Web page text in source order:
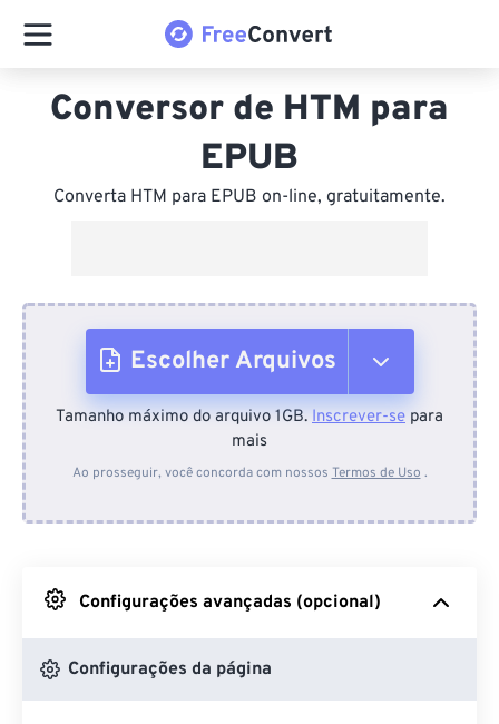
Conversor de HTM para
EPUB
Converta HTM para EPUB on-line, gratuitamente.
Escolher Arquivos
Do dispositivo
Do Google Drive
Do OneDrive
Tamanho máximo do arquivo 1GB. Inscrever-se para
mais
Ao prosseguir, você concorda com nossos Termos de Uso .
Configurações avançadas (opcional)
Configurações da página